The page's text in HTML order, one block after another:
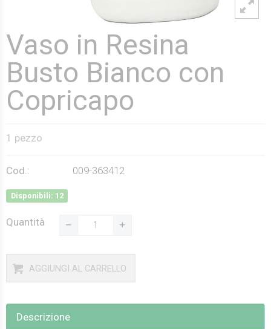
Vaso in Resina
Busto Bianco con
Copricapo
1 pezzo
Cod.: 009-363412
Disponibili: 12
Quantità
AGGIUNGI AL CARRELLO
Descrizione